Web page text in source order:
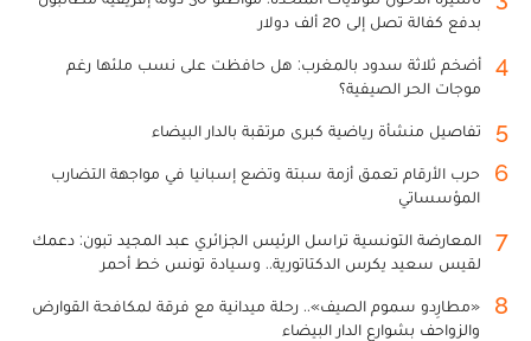
بدفع كفالة تصل إلى 20 ألف دولار
4
أضخم ثلاثة سدود بالمغرب: هل حافظت على نسب ملئها رغم
موجات الحر الصيفية؟
5 تفاصيل منشأة رياضية كبرى مرتقبة بالدار البيضاء
6
حرب الأرقام تعمق أزمة سبتة وتضع إسبانيا في مواجهة التضارب
المؤسساتي
7
المعارضة التونسية تراسل الرئيس الجزائري عبد المجيد تبون: دعمك
لقيس سعيد يكرس الدكتاتورية.. وسيادة تونس خط أحمر
8
«مطارِدو سموم الصيف».. رحلة ميدانية مع فرقة لمكافحة القوارض
والزواحف بشوارع الدار البيضاء